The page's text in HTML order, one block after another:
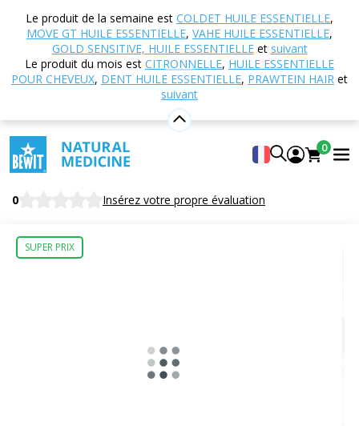
Le produit de la semaine est COLDET HUILE ESSENTIELLE,
MOVE GT HUILE ESSENTIELLE, VAHE HUILE ESSENTIELLE,
GOLD SENSITIVE, HUILE ESSENTIELLEet suivant
Le produit du mois est CITRONNELLE, HUILE ESSENTIELLE
POUR CHEVEUX, DENT HUILE ESSENTIELLE, PRAWTEIN HAIR et
suivant
0
Boutique en ligne
compléments alimentaires
MTC - Médecine
Traditionnelle Chinoise
053 - L'échauffement du
mois
053 - L'échauffement du mois
Complément alimentaire
BEWIT Moon Warming
0 Insérez votre propre évaluation
SUPER PRIX